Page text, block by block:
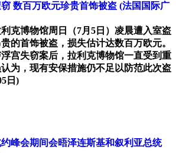
数百万欧元珍贵首饰被盗 (法国国际广
克博物馆周日（7月5日）凌晨遭入室盗
的首饰被盗，损失估计达数百万欧元。
浮宫失窃案后，拉利克博物馆一直受到重
为，现有安保措施仍不足以防范此次盗
日)
峰会期间会晤泽连斯基和叙利亚总统